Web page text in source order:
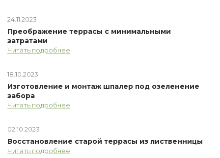
24.11.2023
Преображение террасы с минимальными
затратами
Читать подробнее
18.10.2023
Изготовление и монтаж шпалер под озеленение
забора
Читать подробнее
02.10.2023
Восстановление старой террасы из лиственницы
Читать подробнее